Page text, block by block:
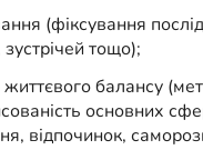
(фіксування
зустрічей тощо);
балансу
основних
відпочинок,